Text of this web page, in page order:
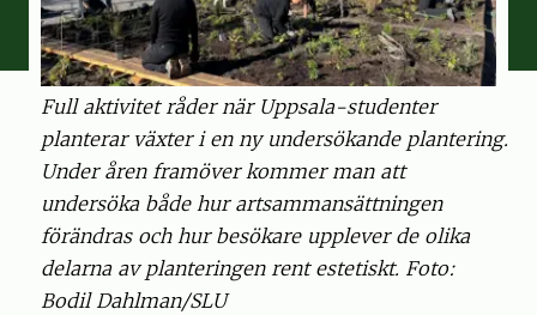
Full aktivitet råder när Uppsala-studenter
planterar växter i en ny undersökande plantering.
Under åren framöver kommer man att
undersöka både hur artsammansättningen
förändras och hur besökare upplever de olika
delarna av planteringen rent estetiskt. Foto:
Bodil Dahlman/SLU